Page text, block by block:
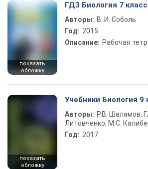
показать
обложку
ГДЗ Биология 7 класс
Авторы: В. И. Соболь
Год: 2015
Описание: Рабочая
показать
обложку
Учебники Биология 9
Авторы: Р.В. Шаламов,
Литовченко, М.С.
Год: 2017